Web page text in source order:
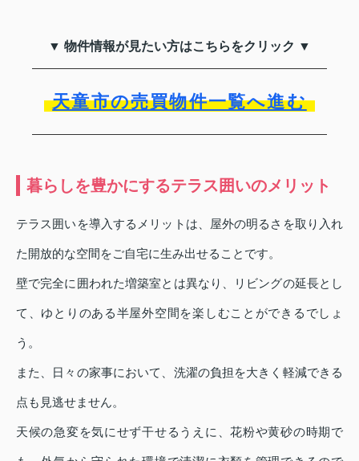
▼ 物件情報が見たい方はこちらをクリック ▼
天童市の売買物件一覧へ進む
暮らしを豊かにするテラス囲いのメリット
テラス囲いを導入するメリットは、屋外の明るさを取り入れ
た開放的な空間をご自宅に生み出せることです。
壁で完全に囲われた増築室とは異なり、リビングの延長とし
て、ゆとりのある半屋外空間を楽しむことができるでしょ
う。
また、日々の家事において、洗濯の負担を大きく軽減できる
点も見逃せません。
天候の急変を気にせず干せるうえに、花粉や黄砂の時期で